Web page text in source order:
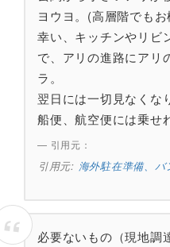
ヨウヨ。(高層階でも
幸い、キッチンやリビ
で、アリの進路にアリ
ラ。
翌日には一切見なくな
船便、航空便には乗せ
引用元：
海外駐在準備、
必要ないもの（現地調